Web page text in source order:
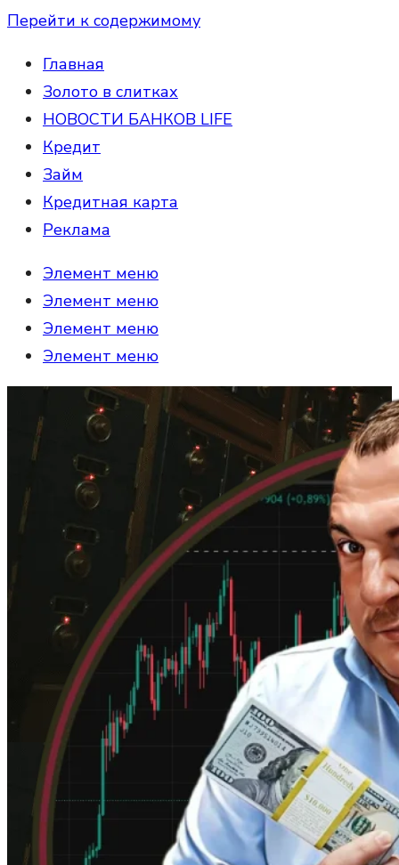
Перейти к содержимому
Главная
Золото в слитках
НОВОСТИ БАНКОВ LIFE
Кредит
Займ
Кредитная карта
Реклама
Элемент меню
Элемент меню
Элемент меню
Элемент меню